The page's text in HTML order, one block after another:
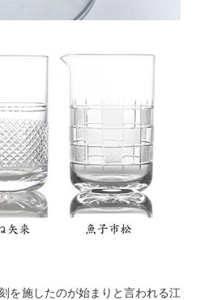
を施したのが始まりと言われる江